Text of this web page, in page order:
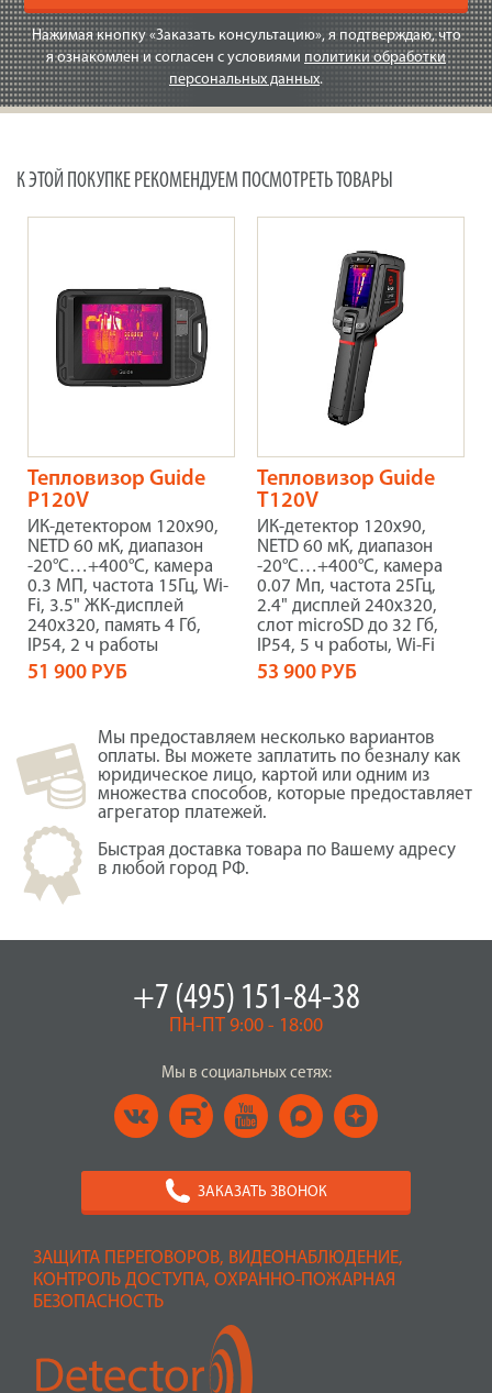
Нажимая кнопку «Заказать консультацию», я подтверждаю, что
я ознакомлен и согласен с условиями политики обработки
персональных данных.
К ЭТОЙ ПОКУПКЕ РЕКОМЕНДУЕМ ПОСМОТРЕТЬ ТОВАРЫ
Тепловизор Guide
P120V
ИК-детектором 120x90,
NETD 60 мК, диапазон
-20°C…+400°C, камера
0.3 МП, частота 15Гц, Wi-
Fi, 3.5" ЖК-дисплей
240х320, память 4 Гб,
IP54, 2 ч работы
51 900 РУБ
Тепловизор Guide
Т120V
ИК-детектор 120x90,
NETD 60 мК, диапазон
-20°C…+400°C, камера
0.07 Мп, частота 25Гц,
2.4" дисплей 240х320,
слот microSD до 32 Гб,
IP54, 5 ч работы, Wi-Fi
53 900 РУБ
Мы предоставляем несколько вариантов
оплаты. Вы можете заплатить по безналу как
юридическое лицо, картой или одним из
множества способов, которые предоставляет
агрегатор платежей.
Быстрая доставка товара по Вашему адресу
в любой город РФ.
ЗАЩИТА ПЕРЕГОВОРОВ, ВИДЕОНАБЛЮДЕНИЕ,
КОНТРОЛЬ ДОСТУПА, ОХРАННО-ПОЖАРНАЯ
БЕЗОПАСНОСТЬ
+7 (495) 151-84-38
ПН-ПТ 9:00 - 18:00
Мы в социальных сетях:
ЗАКАЗАТЬ ЗВОНОК